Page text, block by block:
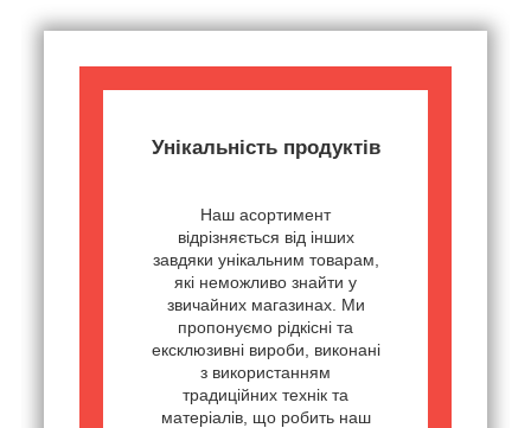
Унікальність продуктів
Наш асортимент
відрізняється від інших
завдяки унікальним товарам,
які неможливо знайти у
звичайних магазинах. Ми
пропонуємо рідкісні та
ексклюзивні вироби, виконані
з використанням
традиційних технік та
матеріалів, що робить наш